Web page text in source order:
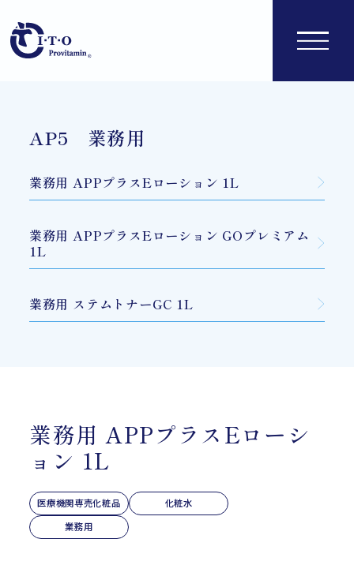
AP5 業務用
業務用 APPプラスEローション 1L
業務用 APPプラスEローション GOプレミアム
1L
業務用 ステムトナーGC 1L
業務用 APPプラスEローシ
ョン 1L
医療機関専売化粧品
化粧水
業務用